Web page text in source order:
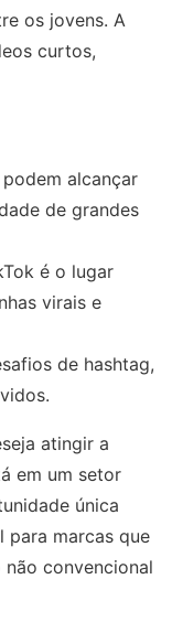
os jovens. A
curtos,
alcançar
de grandes
é o lugar
virais e
de hashtag,
atingir a
em um setor
única
para marcas que
convencional